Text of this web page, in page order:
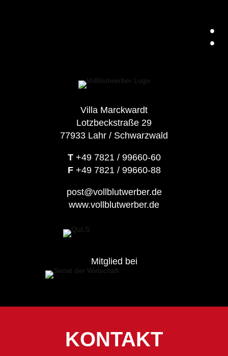
:
Villa Marckwardt
Lotzbeckstraße 29
77933 Lahr / Schwarzwald
T+49 7821 / 99660-60
F+49 7821 / 99660-88
post@vollblutwerber.de
www.vollblutwerber.de
Mitglied bei
KONTAKT